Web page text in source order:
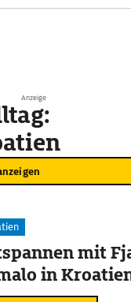
Anzeige
mit
in